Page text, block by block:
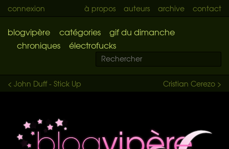
connexion à propos auteurs archive contact
blogvipère catégories
gif du dimanche
chroniques
électrofucks
Cristian Cerezo >
< John Duff - Stick Up